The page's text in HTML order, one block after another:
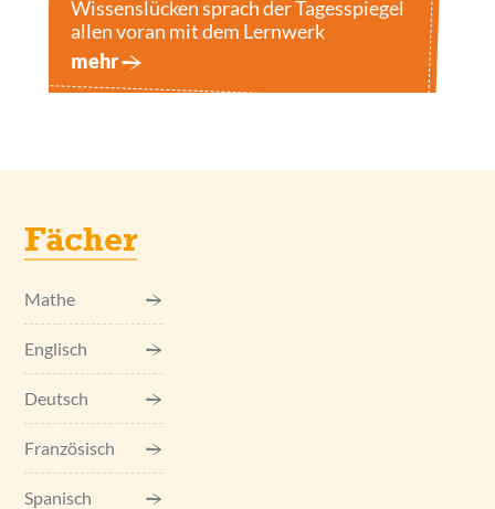
Wissenslücken sprach der Tagesspiegel
allen voran mit dem Lernwerk
mehr
Fächer
Mathe
Englisch
Deutsch
Französisch
Spanisch